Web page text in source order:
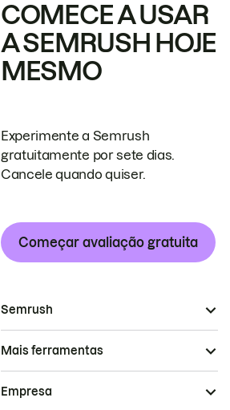
COMECE A USAR
A SEMRUSH HOJE
MESMO
Experimente a Semrush
gratuitamente por sete dias.
Cancele quando quiser.
Começar avaliação gratuita
Semrush
Mais ferramentas
Empresa